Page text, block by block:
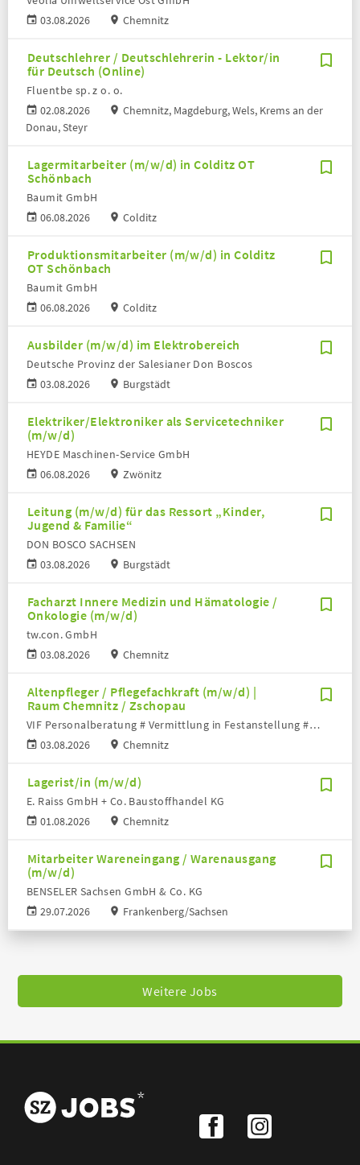
03.08.2026
Chemnitz
Deutschlehrer / Deutschlehrerin - Lektor/in
für Deutsch (Online)
02.08.2026
Fluentbe sp. z o. o.
Chemnitz, Magdeburg, Wels, Krems an der
Donau, Steyr
Lagermitarbeiter (m/w/d) in Colditz OT
Schönbach
06.08.2026
Baumit GmbH
Colditz
Produktionsmitarbeiter (m/w/d) in Colditz
OT Schönbach
06.08.2026
Baumit GmbH
Colditz
Ausbilder (m/w/d) im Elektrobereich
03.08.2026
Deutsche Provinz der Salesianer Don Boscos
Burgstädt
Elektriker/Elektroniker als Servicetechniker
(m/w/d)
06.08.2026
HEYDE Maschinen-Service GmbH
Zwönitz
Leitung (m/w/d) für das Ressort „Kinder,
Jugend & Familie“
03.08.2026
DON BOSCO SACHSEN
Burgstädt
Facharzt Innere Medizin und Hämatologie /
Onkologie (m/w/d)
03.08.2026
tw.con. GmbH
Chemnitz
Altenpfleger / Pflegefachkraft (m/w/d) |
Raum Chemnitz / Zschopau
03.08.2026
VIF Personalberatung # Vermittlung in Festanstellung # Volker Bronheim
Chemnitz
Lagerist/in (m/w/d)
01.08.2026
E. Raiss GmbH + Co. Baustoffhandel KG
Chemnitz
Mitarbeiter Wareneingang / Warenausgang
(m/w/d)
29.07.2026
BENSELER Sachsen GmbH & Co. KG
Frankenberg/Sachsen
Weitere Jobs